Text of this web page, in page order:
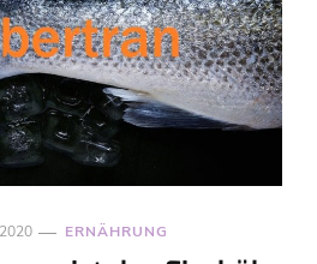
ERNÄHRUNG